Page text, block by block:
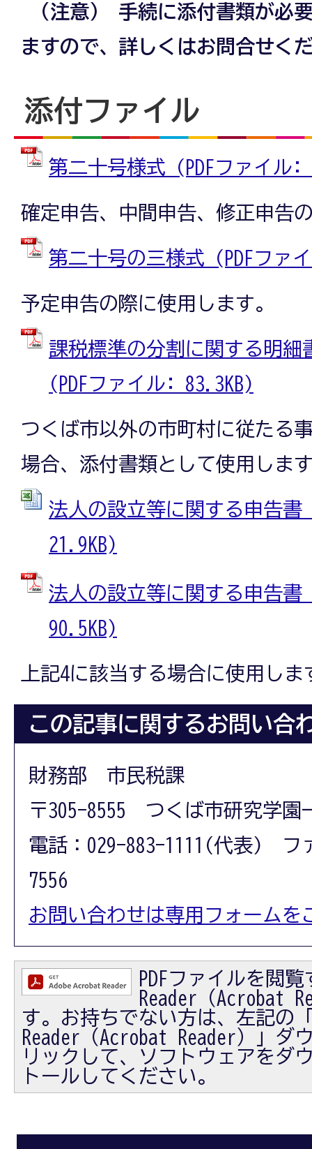
（注意） 手続に添付書類が必
ますので、詳しくはお問合せく
添付ファイル
第二十号様式 (PDFファイル:
確定申告、中間申告、修正申告
第二十号の三様式 (PDFファ
予定申告の際に使用します。
課税標準の分割に関する明細
(PDFファイル: 83.3KB)
つくば市以外の市町村に従たる
場合、添付書類として使用しま
法人の設立等に関する申告
21.9KB)
法人の設立等に関する申告書
90.5KB)
上記4に該当する場合に使用しま
この記事に関するお問い合
財務部 市民税課
〒305-8555 つくば市研究学園
電話：029-883-1111(代表) フ
7556
お問い合わせは専用フォームを
PDFファイルを閲
Reader（Acrobat
す。お持ちでない方は、左記の
Reader（Acrobat Reader）」ダ
リックして、ソフトウェアをダ
トールしてください。